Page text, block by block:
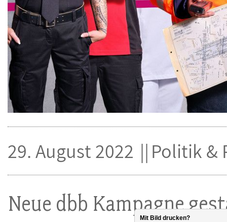
Neue dbb Kampagne
29. August 2022 Politik &
Mit Bild drucken?